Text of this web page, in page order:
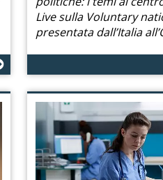
Live sulla Voluntary
presentata dall’Italia